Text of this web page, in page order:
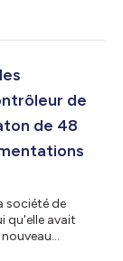
des VÉ continue
de
de 48
société de
qu'elle avait